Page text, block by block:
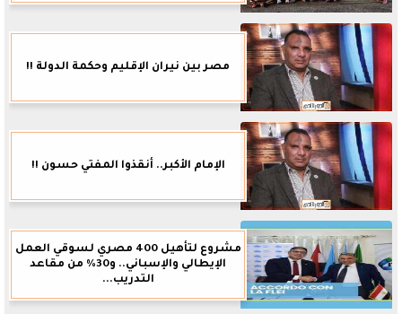
مصر بين نيران الإقليم وحكمة الدولة !!
الإمام الأكبر.. أنقذوا المفتي حسون !!
مشروع لتأهيل 400 مصري لسوقي العمل
الإيطالي والإسباني.. و30% من مقاعد
التدريب...